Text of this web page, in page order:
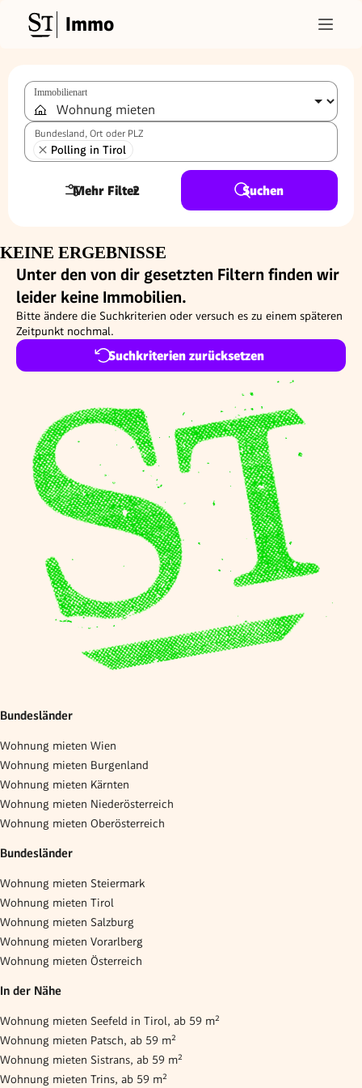
Immo
Immobilienart
Bundesland, Ort oder PLZ
Polling in Tirol
Mehr Filter
2 Suchen
KEINE ERGEBNISSE
Unter den von dir gesetzten Filtern finden wir
leider keine Immobilien.
Bitte ändere die Suchkriterien oder versuch es zu einem späteren
Zeitpunkt nochmal.
Suchkriterien zurücksetzen
Bundesländer
Wohnung mieten Wien
Wohnung mieten Burgenland
Wohnung mieten Kärnten
Wohnung mieten Niederösterreich
Wohnung mieten Oberösterreich
Bundesländer
Wohnung mieten Steiermark
Wohnung mieten Tirol
Wohnung mieten Salzburg
Wohnung mieten Vorarlberg
Wohnung mieten Österreich
In der Nähe
Wohnung mieten Seefeld in Tirol, ab 59 m²
Wohnung mieten Patsch, ab 59 m²
Wohnung mieten Sistrans, ab 59 m²
Wohnung mieten Trins, ab 59 m²